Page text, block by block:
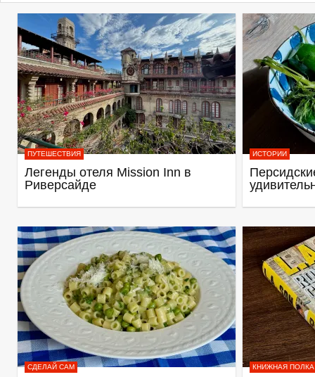
ПУТЕШЕСТВИЯ
Легенды отеля Mission Inn в
Риверсайде
ИСТОРИИ
СДЕЛАЙ САМ КНИЖНАЯ ПОЛКА